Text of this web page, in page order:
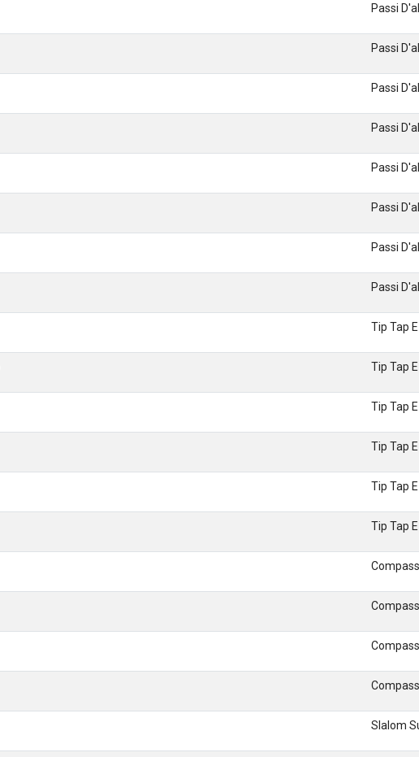
Passi
Passi
Passi
Passi
Passi
Passi
Passi
Passi
Tip Tap
Tip Tap
Tip Tap
Tip Tap
Tip Tap
Tip Tap
Slalom